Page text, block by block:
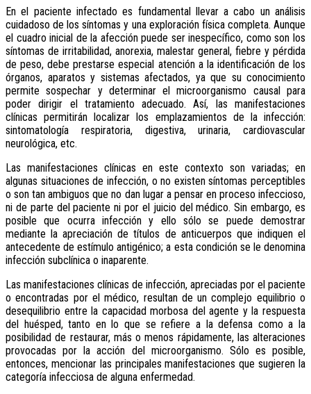
En el paciente infectado es fundamental llevar a cabo un análisis
cuidadoso de los síntomas y una exploración física completa. Aunque
el cuadro inicial de la afección puede ser inespecífico, como son los
síntomas de irritabilidad, anorexia, malestar general, fiebre y pérdida
de peso, debe prestarse especial atención a la identificación de los
órganos, aparatos y sistemas afectados, ya que su conocimiento
permite sospechar y determinar el microorganismo causal para
poder dirigir el tratamiento adecuado. Así, las manifestaciones
clínicas permitirán localizar los emplazamientos de la infección:
sintomatología respiratoria, digestiva, urinaria, cardiovascular
neurológica, etc.
Las manifestaciones clínicas en este contexto son variadas; en
algunas situaciones de infección, o no existen síntomas perceptibles
o son tan ambiguos que no dan lugar a pensar en proceso infeccioso,
ni de parte del paciente ni por el juicio del médico. Sin embargo, es
posible que ocurra infección y ello sólo se puede demostrar
mediante la apreciación de títulos de anticuerpos que indiquen el
antecedente de estímulo antigénico; a esta condición se le denomina
infección subclínica o inaparente.
Las manifestaciones clínicas de infección, apreciadas por el paciente
o encontradas por el médico, resultan de un complejo equilibrio o
desequilibrio entre la capacidad morbosa del agente y la respuesta
del huésped, tanto en lo que se refiere a la defensa como a la
posibilidad de restaurar, más o menos rápidamente, las alteraciones
provocadas por la acción del microorganismo. Sólo es posible,
entonces, mencionar las principales manifestaciones que sugieren la
categoría infecciosa de alguna enfermedad.